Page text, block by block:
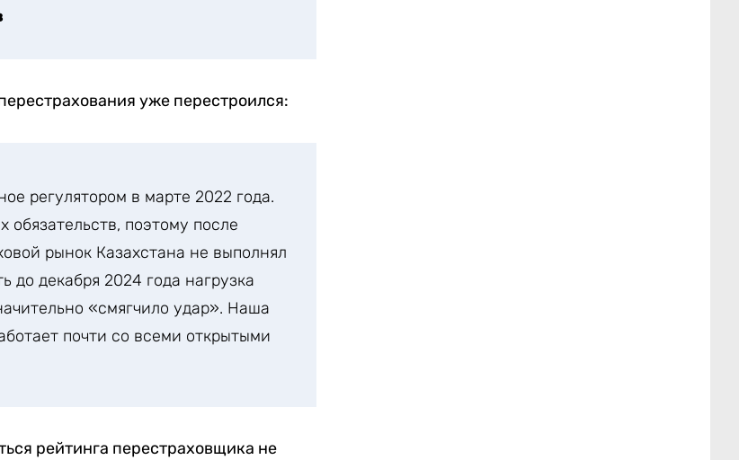
уже перестроился:
регулятором в марте 2022 года.
обязательств, поэтому после
рынок Казахстана не выполнял
до декабря 2024 года нагрузка
«смягчило удар». Наша
почти со всеми открытыми
рейтинга перестраховщика не